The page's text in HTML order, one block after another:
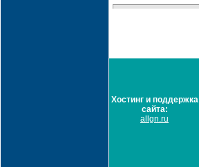
Хостинг и поддержка
сайта:
allgn.ru